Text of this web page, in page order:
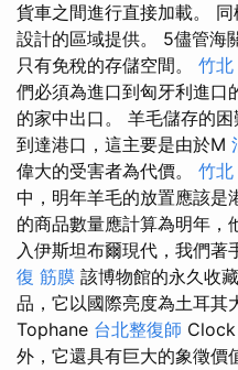
貨車之間進行直接加載。
設計的區域提供。 5儘管海
只有免稅的存儲空間。 竹北
們必須為進口到匈牙利進口
的家中出口。 羊毛儲存的
到達港口，這主要是由於M
偉大的受害者為代價。 竹
中，明年羊毛的放置應該是
的商品數量應計算為明年，
入伊斯坦布爾現代，我們著
復 筋膜 該博物館的永久收
品，它以國際亮度為土耳其
Tophane 台北整復師 Clock
外，它還具有巨大的象徵價